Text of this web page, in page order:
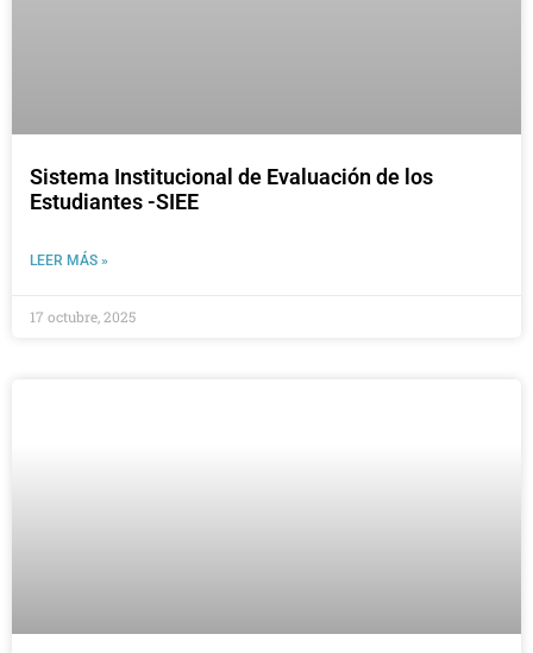
Sistema Institucional de Evaluación de los
Estudiantes -SIEE
LEER MÁS »
17 octubre, 2025